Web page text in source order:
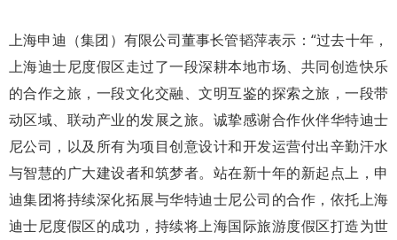
上海申迪（集团）有限公司董事长管韬萍表示：“过去十年，
上海迪士尼度假区走过了一段深耕本地市场、共同创造快乐
的合作之旅，一段文化交融、文明互鉴的探索之旅，一段带
动区域、联动产业的发展之旅。诚挚感谢合作伙伴华特迪士
尼公司，以及所有为项目创意设计和开发运营付出辛勤汗水
与智慧的广大建设者和筑梦者。站在新十年的新起点上，申
迪集团将持续深化拓展与华特迪士尼公司的合作，依托上海
迪士尼度假区的成功，持续将上海国际旅游度假区打造为世